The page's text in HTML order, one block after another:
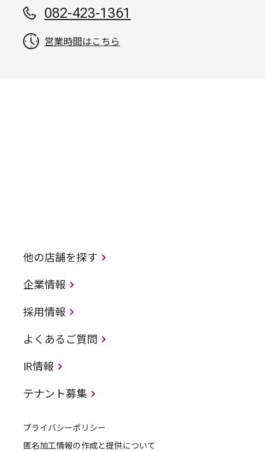
082-423-1361
営業時間はこちら
他の店舗を探す
企業情報
採用情報
よくあるご質問
IR情報
テナント募集
プライバシーポリシー
匿名加工情報の作成と提供について